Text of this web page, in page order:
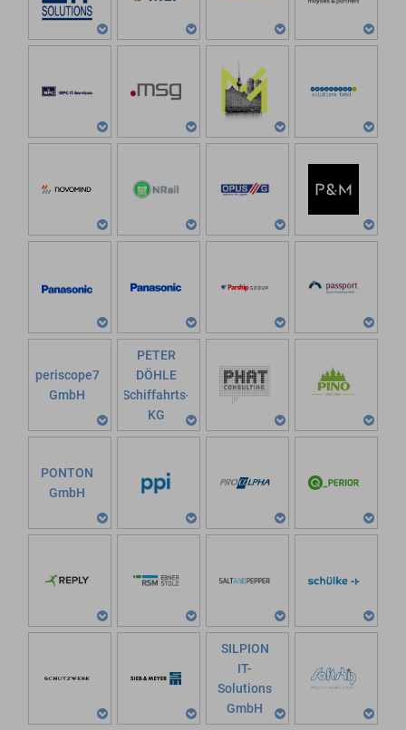
periscope7
GmbH
PETER
DÖHLE
Schiffahrts-
KG
PONTON
GmbH
SILPION
IT-
Solutions
GmbH